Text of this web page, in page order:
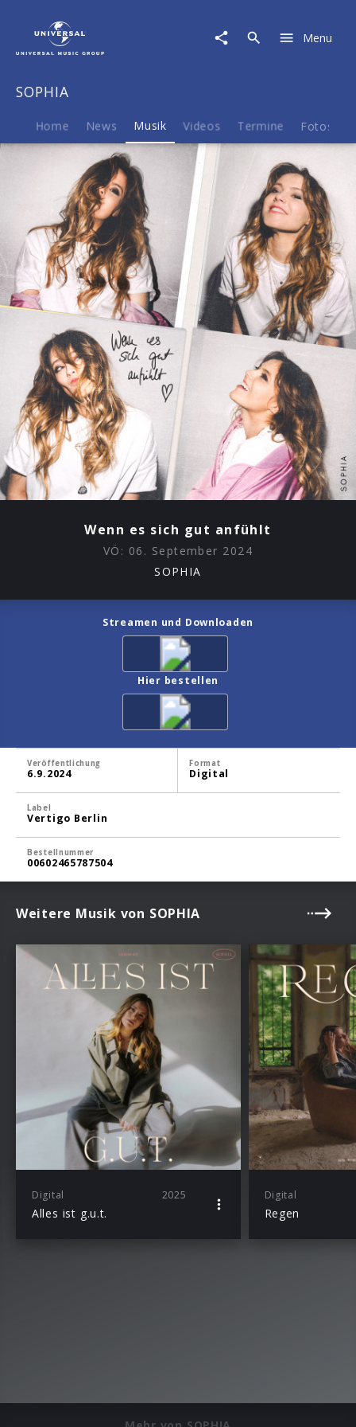
anfühlt
Menu
SOPHIA
Home News Musik Videos Termine Fotos
Wenn es sich gut anfühlt
VÖ: 06. September 2024
SOPHIA
Streamen und Downloaden
Hier bestellen
Veröffentlichung
6.9.2024
Format
Digital
Label
Vertigo Berlin
Bestellnummer
00602465787504
Weitere Musik von SOPHIA
Digital 2025
Alles ist g.u.t.
Digital
Regen